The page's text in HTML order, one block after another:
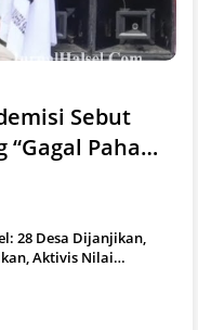
Sebut
Paham”
28 Desa Dijanjikan,
Aktivis Nilai